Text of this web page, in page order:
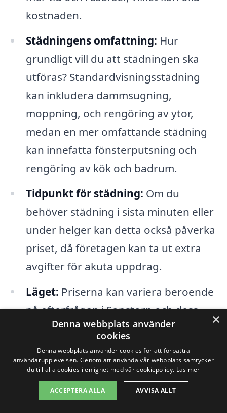
kostnaden.
Städningens omfattning: Hur
grundligt vill du att städningen ska
utföras? Standardvisningsstädning
kan inkludera dammsugning,
moppning, och rengöring av ytor,
medan en mer omfattande städning
kan innefatta fönsterputsning och
rengöring av kök och badrum.
Tidpunkt för städning: Om du
behöver städning i sista minuten eller
under helger kan detta också påverka
priset, då företagen kan ta ut extra
avgifter för akuta uppdrag.
Läget: Priserna kan variera beroende
på efterfrågan i Sonstorp och dess
omgivningar. Om det finns många
som söker visningsstädning kan det
påverka kostnaderna.
När du ska anlita ett företag för
×
Denna webbplats använder
cookies
Denna webbplats använder cookies för att förbättra
användarupplevelsen. Genom att använda vår webbplats samtycker
du till alla cookies i enlighet med vår cookiepolicy. Läs mer
ACCEPTERA ALLA AVVISA ALLT